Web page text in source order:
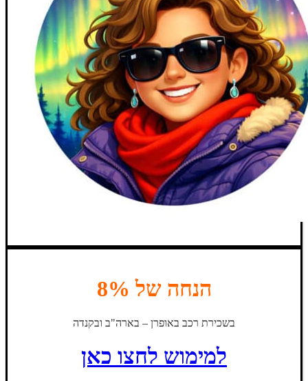
הנחה של 8%
בשכירת רכב באופרן – בארה"ב ובקנדה
למימוש לחצו כאן